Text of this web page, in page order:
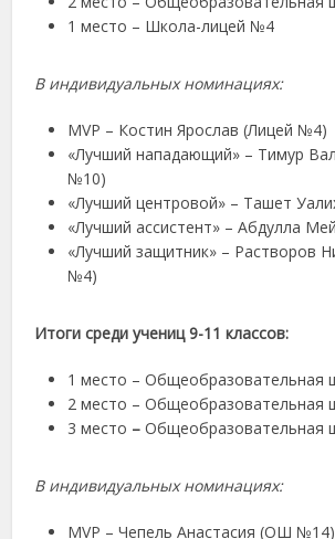
1 место – Школа-лицей №4
В индивидуальных номинациях:
MVP – Костин Ярослав (Лицей №4)
«Лучший нападающий» – Тимур
№10)
«Лучший центровой» – Ташет
«Лучший ассистент» – Абдулла
«Лучший защитник» – Растворов
№4)
Итоги среди учениц 9-11 классов:
1 место – Общеобразовательная
2 место – Общеобразовательная
3 место –Общеобразовательная
В индивидуальных номинациях:
MVP – Чепель Анастасия (ОШ №14)